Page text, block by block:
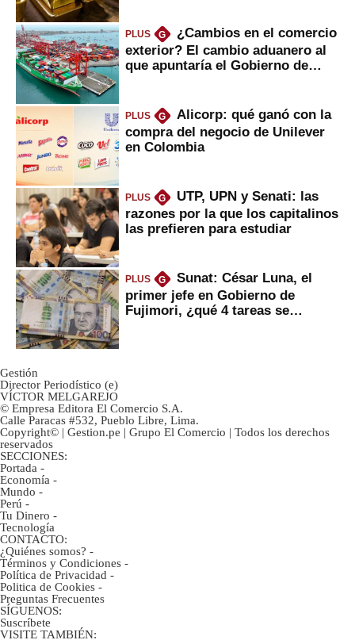
PLUS G
¿Cambios en el comercio
exterior? El cambio aduanero al
que apuntaría el Gobierno de
PLUS G
Alicorp: qué ganó con la
compra del negocio de Unilever
en Colombia
PLUS G
UTP, UPN y Senati: las
razones por la que los capitalinos
las prefieren para estudiar
PLUS G
Sunat: César Luna, el
primer jefe en Gobierno de
Fujimori, ¿qué 4 tareas se
Gestión
Director Periodístico (e)
VÍCTOR MELGAREJO
© Empresa Editora El Comercio S.A.
Calle Paracas #532, Pueblo Libre, Lima.
Copyright© | Gestion.pe | Grupo El Comercio | Todos los derechos
reservados
SECCIONES:
Portada -
Economía -
Mundo -
Perú -
Tu Dinero -
Tecnología
CONTACTO:
¿Quiénes somos? -
Términos y Condiciones -
Política de Privacidad -
Politica de Cookies -
Preguntas Frecuentes
SÍGUENOS:
Suscríbete
VISITE TAMBIÉN: